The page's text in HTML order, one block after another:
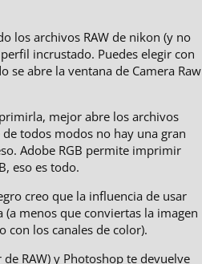
los archivos RAW de nikon (y no
incrustado. Puedes elegir con
se abre la ventana de Camera Raw
mejor abre los archivos
de todos modos no hay una gran
Adobe RGB permite imprimir
eso es todo.
creo que la influencia de usar
(a menos que conviertas la imagen
con los canales de color).
RAW) y Photoshop te devuelve